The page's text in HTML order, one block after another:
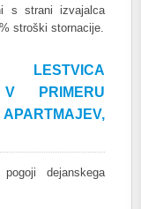
s strani izvajalca
stroški stornacije.
LESTVICA
V PRIMERU
dejanskega